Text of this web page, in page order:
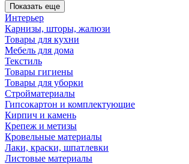
Показать еще
Интерьер
Карнизы, шторы, жалюзи
Товары для кухни
Мебель для дома
Текстиль
Товары гигиены
Товары для уборки
Стройматериалы
Гипсокартон и комплектующие
Кирпич и камень
Крепеж и метизы
Кровельные материалы
Лаки, краски, шпатлевки
Листовые материалы